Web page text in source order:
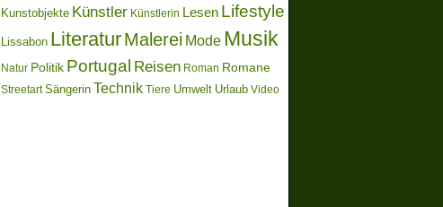
Kunstobjekte Künstler Künstlerin Lesen Lifestyle
Lissabon LiteraturMalerei Mode Musik
Natur Politik Portugal Reisen Roman Romane
Streetart Sängerin Technik Tiere Umwelt Urlaub Video